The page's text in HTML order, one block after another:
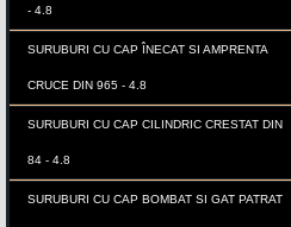
- 4.8
SURUBURI CU CAP ÎNECAT SI AMPRENTA
CRUCE DIN 965 - 4.8
SURUBURI CU CAP CILINDRIC CRESTAT DIN
84 - 4.8
SURUBURI CU CAP BOMBAT SI GAT PATRAT